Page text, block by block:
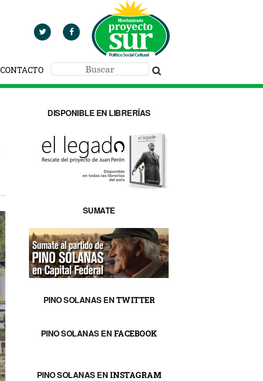
CONTACTO
DISPONIBLE EN LIBRERÍAS
SUMATE
PINO SOLANAS ENTWITTER
PINO SOLANAS EN FACEBOOK
PINO SOLANAS EN INSTAGRAM